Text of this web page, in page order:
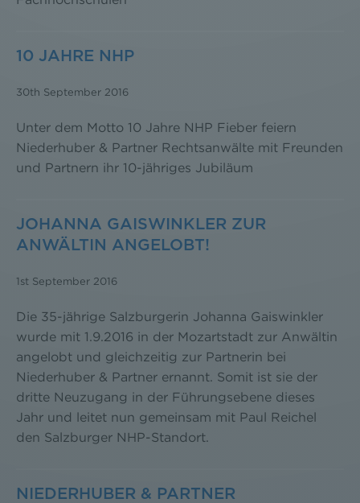
10 JAHRE NHP
30th September 2016
Unter dem Motto 10 Jahre NHP Fieber feiern
Niederhuber & Partner Rechtsanwälte mit Freunden
und Partnern ihr 10-jähriges Jubiläum
JOHANNA GAISWINKLER ZUR
ANWÄLTIN ANGELOBT!
1st September 2016
Die 35-jährige Salzburgerin Johanna Gaiswinkler
wurde mit 1.9.2016 in der Mozartstadt zur Anwältin
angelobt und gleichzeitig zur Partnerin bei
Niederhuber & Partner ernannt. Somit ist sie der
dritte Neuzugang in der Führungsebene dieses
Jahr und leitet nun gemeinsam mit Paul Reichel
den Salzburger NHP-Standort.
NIEDERHUBER & PARTNER